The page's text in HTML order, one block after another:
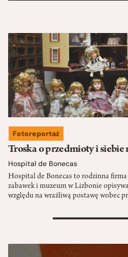
Fotoreportaż
Troska o przedmioty i siebie
Hospital de Bonecas
Hospital de Bonecas to rodzinna
zabawek i muzeum w Lizbonie
względu na wrażliwą postawę wobec
>